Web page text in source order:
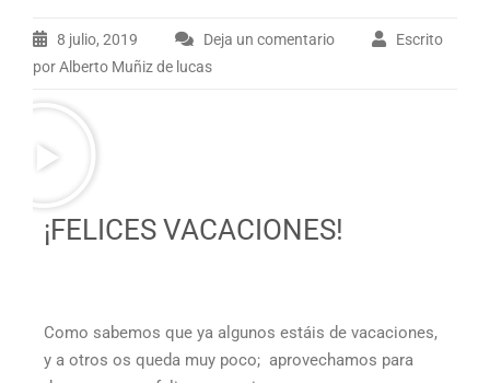
8 julio, 2019 Deja un comentario
Escrito
por Alberto Muñiz de lucas
¡FELICES VACACIONES!
Como sabemos que ya algunos estáis de vacaciones,
y a otros os queda muy poco; aprovechamos para